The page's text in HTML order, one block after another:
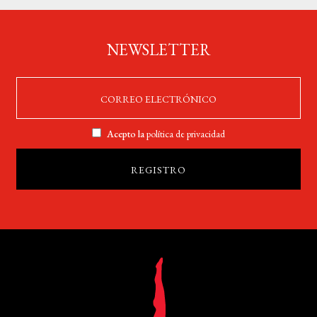
NEWSLETTER
Acepto lapolítica de privacidad